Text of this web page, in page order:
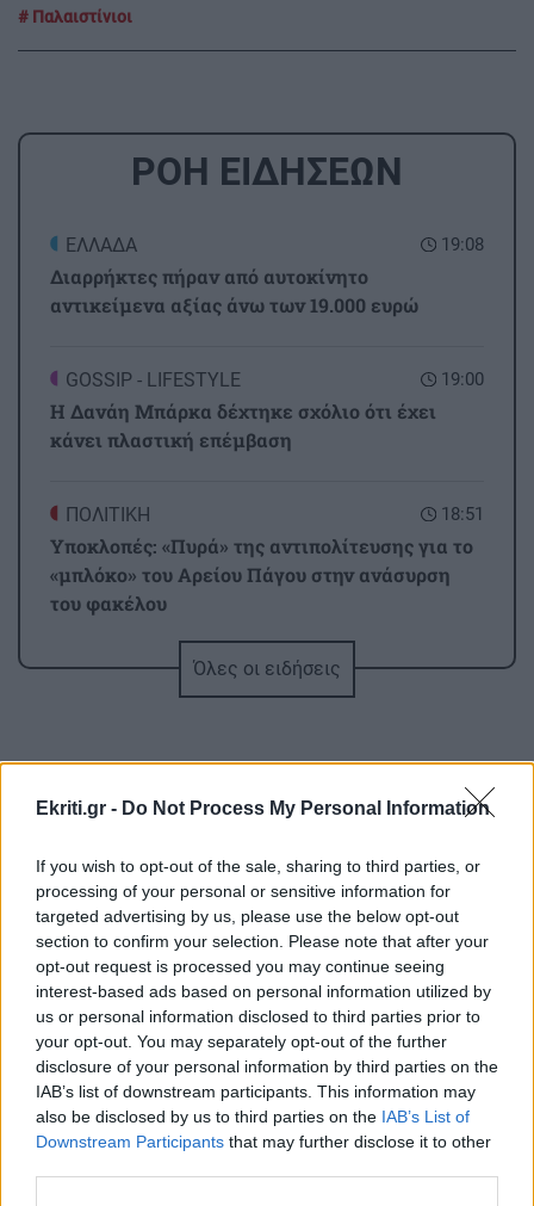
Ekriti.gr - Do Not Process My Personal Information
If you wish to opt-out of the sale, sharing to third parties, or
processing of your personal or sensitive information for
targeted advertising by us, please use the below opt-out
section to confirm your selection. Please note that after your
opt-out request is processed you may continue seeing
interest-based ads based on personal information utilized by
us or personal information disclosed to third parties prior to
your opt-out. You may separately opt-out of the further
disclosure of your personal information by third parties on the
IAB’s list of downstream participants. This information may
also be disclosed by us to third parties on the IAB’s List of
Downstream Participants that may further disclose it to other
Παλαιστίνιοι
ΡΟΗ ΕΙΔΗΣΕΩΝ
19:08
ΕΛΛΑΔΑ
Διαρρήκτες πήραν από αυτοκίνητο
αντικείμενα αξίας άνω των 19.000 ευρώ
19:00
GOSSIP - LIFESTYLE
Η Δανάη Μπάρκα δέχτηκε σχόλιο ότι έχει
κάνει πλαστική επέμβαση
18:51
ΠΟΛΙΤΙΚΗ
Υποκλοπές: «Πυρά» της αντιπολίτευσης για το
«μπλόκο» του Αρείου Πάγου στην ανάσυρση
του φακέλου
θυμάτων του τροχαίου (Βίντεο)
Θέουτα: Αγώνας δρόμου η ταυτοποίηση των
μεταναστών - Σχέδια για ταφή των νεκρών και
μεταφορά των ανηλίκων
18:20
ΕΛΛΑΔΑ
Μεγάλη έξοδος του Αυγούστου:
«Μποτιλιάρισμα» στα λιμάνια και γεμάτα
ΚΤΕΛ
Όλες οι ειδήσεις
ΠΕΡΙΣΣΟΤΕΡΑ
ΕΛΛΑΔΑ
Διαρρήκτες πήραν από αυτοκίνητο
αντικείμενα αξίας άνω των 19.000
ευρώ